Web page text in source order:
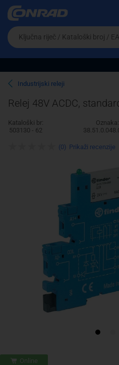
Ova postavka
cijene vašim potrebama.
Pravno lice
Da
biste
potražili
proizvod,
unesite
ključnu
riječ,
kataloški
broj,
EAN
ili
Industrijski releji
Relej 48V ACDC,
Kataloški br:
503130 - 62
Oznaka:
Online
(0) Prikaži recenzije